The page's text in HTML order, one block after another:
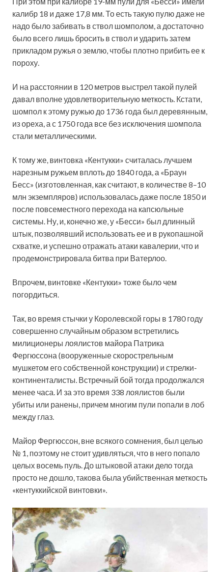
калибр 18 и даже 17,8 мм. То есть такую пулю даже не
надо было забивать в ствол шомполом, а достаточно
было всего лишь бросить в ствол и ударить затем
прикладом ружья о землю, чтобы плотно прибить ее к
пороху.
И на расстоянии в 120 метров выстрел такой пулей
давал вполне удовлетворительную меткость. Кстати,
шомпол к этому ружью до 1736 года был деревянным,
из ореха, а с 1750 года все без исключения шомпола
стали металлическими.
К тому же, винтовка «Кентукки» считалась лучшем
нарезным ружьем вплоть до 1840 года, а «Браун
Бесс» (изготовленная, как считают, в количестве 8–10
млн экземпляров) использовалась даже после 1850 и
после повсеместного перехода на капсюльные
системы. Ну, и, конечно же, у «Бесси» был длинный
штык, позволявший использовать ее и в рукопашной
схватке, и успешно отражать атаки кавалерии, что и
продемонстрировала битва при Ватерлоо.
Впрочем, винтовке «Кентукки» тоже было чем
погордиться.
Так, во время стычки у Королевской горы в 1780 году
совершенно случайным образом встретились
милиционеры лоялистов майора Патрика
Фергюссона (вооруженные скорострельным
мушкетом его собственной конструкции) и стрелки-
континенталисты. Встречный бой тогда продолжался
менее часа. И за это время 338 лоялистов были
убиты или ранены, причем многим пули попали в лоб
между глаз.
Майор Фергюссон, вне всякого сомнения, был целью
№ 1, поэтому не стоит удивляться, что в него попало
целых восемь пуль. До штыковой атаки дело тогда
просто не дошло, такова была убийственная меткость
«кентуккийской винтовки».